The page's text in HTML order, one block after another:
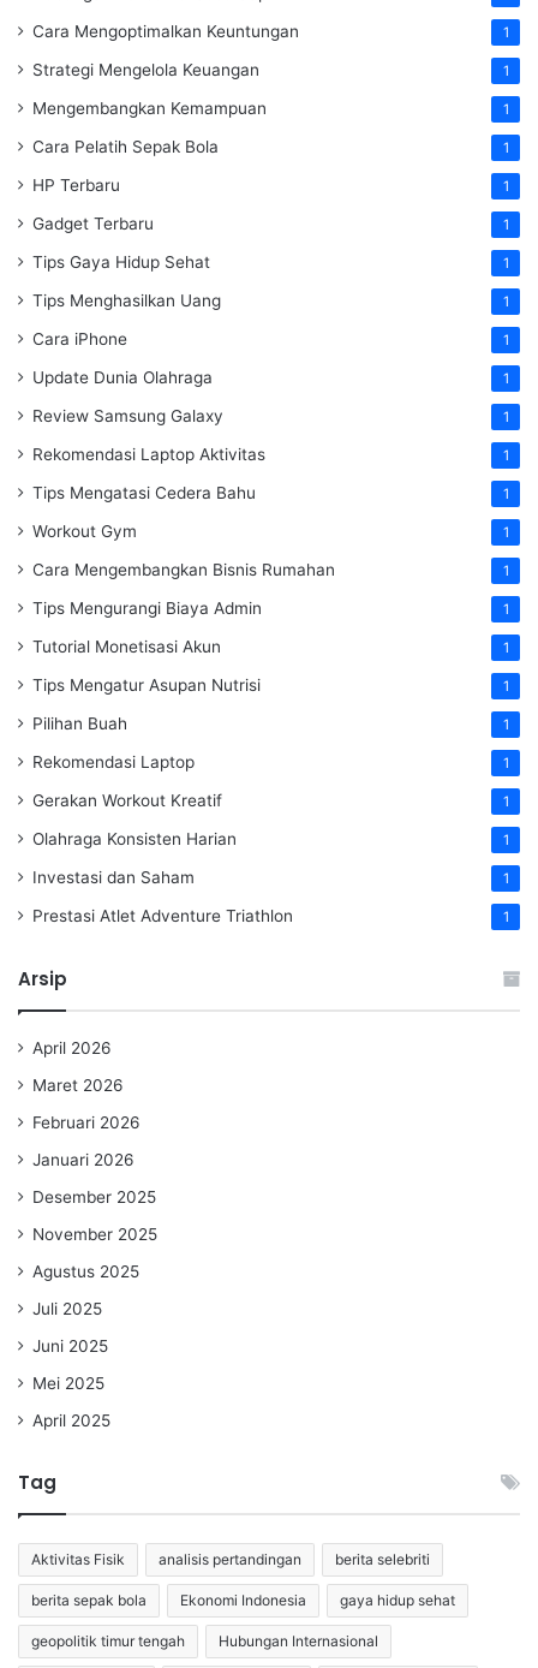
Cara Mengoptimalkan Keuntungan 1
Strategi Mengelola Keuangan 1
Mengembangkan Kemampuan 1
Cara Pelatih Sepak Bola 1
HP Terbaru 1
Gadget Terbaru 1
Tips Gaya Hidup Sehat 1
Tips Menghasilkan Uang 1
Cara iPhone 1
Update Dunia Olahraga 1
Review Samsung Galaxy 1
Rekomendasi Laptop Aktivitas 1
Tips Mengatasi Cedera Bahu 1
Workout Gym 1
Cara Mengembangkan Bisnis Rumahan 1
Tips Mengurangi Biaya Admin 1
Tutorial Monetisasi Akun 1
Tips Mengatur Asupan Nutrisi 1
Pilihan Buah 1
Rekomendasi Laptop 1
Gerakan Workout Kreatif 1
Olahraga Konsisten Harian 1
Investasi dan Saham 1
Prestasi Atlet Adventure Triathlon 1
Arsip
April 2026
Maret 2026
Februari 2026
Januari 2026
Desember 2025
November 2025
Agustus 2025
Juli 2025
Juni 2025
Mei 2025
April 2025
Tag
Aktivitas Fisik analisis pertandingan berita selebriti
berita sepak bola Ekonomi Indonesia gaya hidup sehat
geopolitik timur tengah Hubungan Internasional